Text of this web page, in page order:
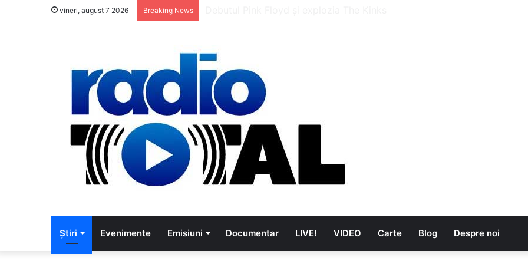
vineri, august 7 2026 Breaking News
Știri Evenimente Emisiuni Documentar LIVE! VIDEO Carte Blog Despre noi